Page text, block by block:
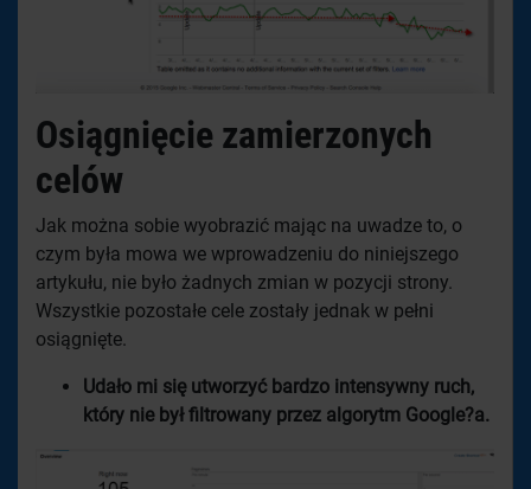
Osiągnięcie zamierzonych
celów
Jak można sobie wyobrazić mając na uwadze to, o
czym była mowa we wprowadzeniu do niniejszego
artykułu, nie było żadnych zmian w pozycji strony.
Wszystkie pozostałe cele zostały jednak w pełni
osiągnięte.
Udało mi się utworzyć bardzo intensywny ruch,
który nie był filtrowany przez algorytm Google?a.